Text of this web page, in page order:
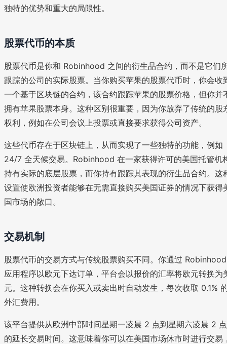
独特的优势和重大的局限性。
股票代币的本质
股票代币是你和 Robinhood 之间的衍生品合约，而不是它们
跟踪的公司的实际股票。当你购买苹果的股票代币时，你会收
一个基于区块链的合约，该合约跟踪苹果的股票价格，但你并
拥有苹果股票本身。这种区别很重要，因为你放弃了传统的股
权利，例如在公司会议上投票或直接要求获得公司资产。
这些代币存在于区块链上，从而实现了一些独特的功能，例如
24/7 全天候交易。Robinhood 在一家获得许可的美国托管机
持有实际的底层股票，而你持有跟踪其表现的衍生品合约。这
设置使欧洲投资者能够在无需直接购买美国证券的情况下获得
国市场的敞口。
交易机制
股票代币的交易方式与传统股票购买不同。你通过 Robinhood
应用程序以欧元下达订单，平台会以报价的汇率将欧元转换为
元。这种转换会在你买入或卖出时自动发生，每次收取 0.1%
外汇费用。
该平台提供从欧洲中部时间星期一凌晨 2 点到星期六凌晨 2 点
的延长交易时间。这意味着你可以在美国市场休市时进行交易